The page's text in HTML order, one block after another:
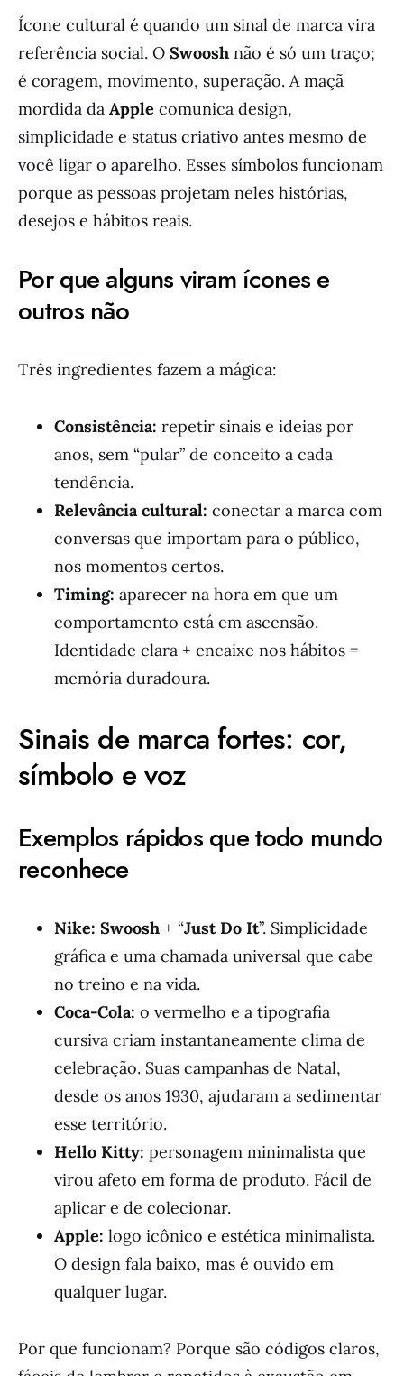
Ícone cultural é quando um sinal de marca vira
referência social. O Swoosh não é só um traço;
é coragem, movimento, superação. A maçã
mordida da Apple comunica design,
simplicidade e status criativo antes mesmo de
você ligar o aparelho. Esses símbolos funcionam
porque as pessoas projetam neles histórias,
desejos e hábitos reais.
Por que alguns viram ícones e
outros não
Três ingredientes fazem a mágica:
Consistência: repetir sinais e ideias por
anos, sem “pular” de conceito a cada
tendência.
Relevância cultural: conectar a marca com
conversas que importam para o público,
nos momentos certos.
Timing: aparecer na hora em que um
comportamento está em ascensão.
Identidade clara + encaixe nos hábitos =
memória duradoura.
Sinais de marca fortes: cor,
símbolo e voz
Exemplos rápidos que todo mundo
reconhece
Nike: Swoosh + “Just Do It”. Simplicidade
gráfica e uma chamada universal que cabe
no treino e na vida.
Coca-Cola: o vermelho e a tipografia
cursiva criam instantaneamente clima de
celebração. Suas campanhas de Natal,
desde os anos 1930, ajudaram a sedimentar
esse território.
Hello Kitty: personagem minimalista que
virou afeto em forma de produto. Fácil de
aplicar e de colecionar.
Apple: logo icônico e estética minimalista.
O design fala baixo, mas é ouvido em
qualquer lugar.
Por que funcionam? Porque são códigos claros,